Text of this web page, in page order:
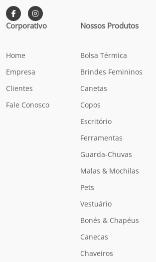
Corporativo
Home
Empresa
Clientes
Fale Conosco
Nossos Produtos
Bolsa Térmica
Brindes Femininos
Canetas
Copos
Escritório
Ferramentas
Guarda-Chuvas
Malas & Mochilas
Pets
Vestuário
Bonés & Chapéus
Canecas
Chaveiros